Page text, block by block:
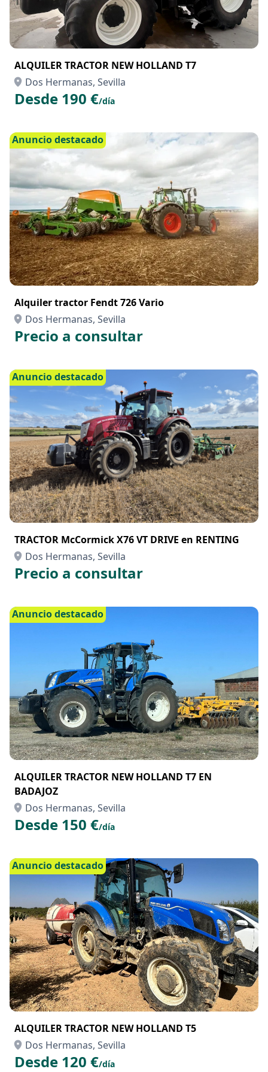
ALQUILER TRACTOR NEW HOLLAND T7
Dos Hermanas, Sevilla
Desde 190 €/día
Anuncio destacado
Alquiler tractor Fendt 726 Vario
Dos Hermanas, Sevilla
Precio a consultar
Anuncio destacado
TRACTOR McCormick X76 VT DRIVE en RENTING
Dos Hermanas, Sevilla
Precio a consultar
Anuncio destacado
ALQUILER TRACTOR NEW HOLLAND T7 EN
BADAJOZ
Dos Hermanas, Sevilla
Desde 150 €/día
Anuncio destacado
ALQUILER TRACTOR NEW HOLLAND T5
Dos Hermanas, Sevilla
Desde 120 €/día